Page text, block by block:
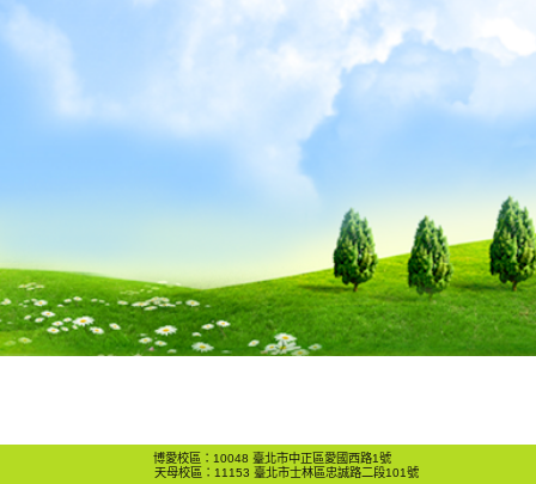
博愛校區：10048 臺北市中正區愛國西路1號
天母校區：11153 臺北市士林區忠誠路二段101號